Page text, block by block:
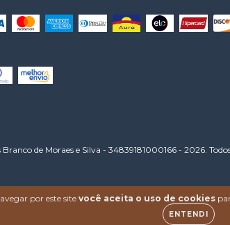
por este site você aceita o uso de cookies
ENTENDI
de Moraes e Silva - 34839181000166 - 2026.